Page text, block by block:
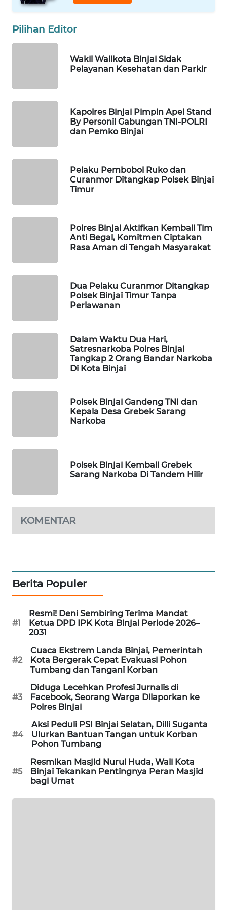
Pilihan Editor
Wakil Walikota Binjai Sidak
Pelayanan Kesehatan dan Parkir
Kapolres Binjai Pimpin Apel Stand
By Personil Gabungan TNI-POLRI
dan Pemko Binjai
Pelaku Pembobol Ruko dan
Curanmor Ditangkap Polsek Binjai
Timur
Polres Binjai Aktifkan Kembali Tim
Anti Begal, Komitmen Ciptakan
Rasa Aman di Tengah Masyarakat
Dua Pelaku Curanmor Ditangkap
Polsek Binjai Timur Tanpa
Perlawanan
Dalam Waktu Dua Hari,
Satresnarkoba Polres Binjai
Tangkap 2 Orang Bandar Narkoba
Di Kota Binjai
Polsek Binjai Gandeng TNI dan
Kepala Desa Grebek Sarang
Narkoba
Polsek Binjai Kembali Grebek
Sarang Narkoba Di Tandem Hilir
KOMENTAR
Berita Populer
#1
Resmi! Deni Sembiring Terima Mandat
Ketua DPD IPK Kota Binjai Periode 2026–
2031
#2
Cuaca Ekstrem Landa Binjai, Pemerintah
Kota Bergerak Cepat Evakuasi Pohon
Tumbang dan Tangani Korban
#3
Diduga Lecehkan Profesi Jurnalis di
Facebook, Seorang Warga Dilaporkan ke
Polres Binjai
#4
Aksi Peduli PSI Binjai Selatan, Dilli Suganta
Ulurkan Bantuan Tangan untuk Korban
Pohon Tumbang
#5
Resmikan Masjid Nurul Huda, Wali Kota
Binjai Tekankan Pentingnya Peran Masjid
bagi Umat
NET
MKLI
LKKI
ALPERKLINAS
SIDIKALANG
METRO
JAKARTA
NEWS
KRT
NEWS
KARING
NEWS
JURNAL
MARITIM
HUMBANG
NEWS
GARONGGANG
NEWS
FISUELRI